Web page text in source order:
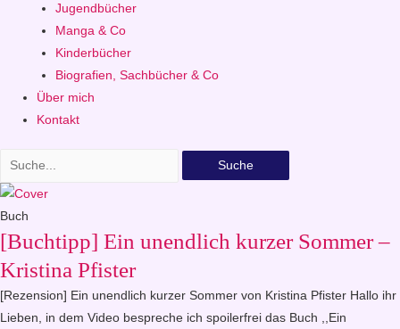
Jugendbücher
Manga & Co
Kinderbücher
Biografien, Sachbücher & Co
Über mich
Kontakt
Suche
Buch
[Buchtipp] Ein unendlich kurzer Sommer –
Kristina Pfister
[Rezension] Ein unendlich kurzer Sommer von Kristina Pfister Hallo ihr
Lieben, in dem Video bespreche ich spoilerfrei das Buch ,,Ein